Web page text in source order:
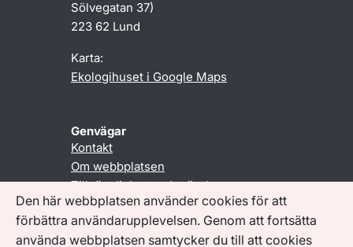
Den här webbplatsen använder cookies för att
förbättra användarupplevelsen. Genom att fortsätta
använda webbplatsen samtycker du till att cookies
Sölvegatan 37)
223 62 Lund
Karta:
Ekologihuset i Google Maps
Genvägar
Kontakt
Om webbplatsen
Tillgänglighetsredogörelse
Behandling av personuppgifter